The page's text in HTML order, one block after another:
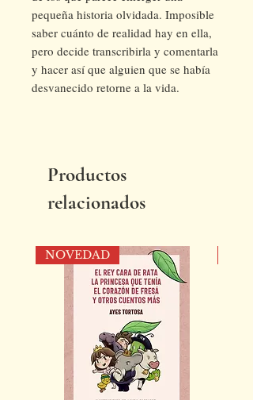
pequeña historia olvidada. Imposible
saber cuánto de realidad hay en ella,
pero decide transcribirla y comentarla
y hacer así que alguien que se había
desvanecido retorne a la vida.
Productos
relacionados
NOVEDAD